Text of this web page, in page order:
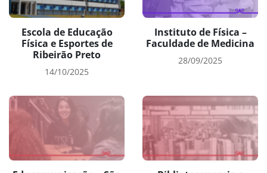
Escola de Educação
Física e Esportes de
Ribeirão Preto
14/10/2025
Instituto de Física –
Faculdade de Medicina
28/09/2025